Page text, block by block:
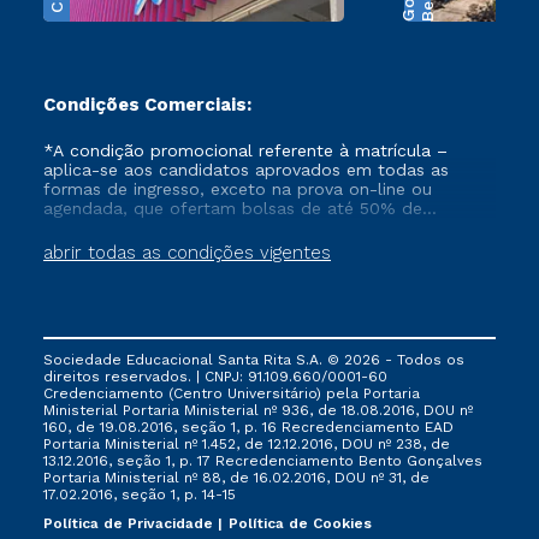
Condições Comerciais:
abrir todas as condições vigentes
*A condição promocional referente à matrícula –
aplica-se aos candidatos aprovados em todas as
formas de ingresso, exceto na prova on-line ou
agendada, que ofertam bolsas de até 50% de
que ainda não tenham efetivado e/ou não tenham
cancelado ou trancado sua matrícula em uma das
FIES, Prouni e outros programas governamentais, e
não se acumula com nenhuma outra campanha
ofertada pela Instituição.
Sociedade Educacional Santa Rita S.A. © 2026 - Todos os
direitos reservados. | CNPJ: 91.109.660/0001-60
Credenciamento (Centro Universitário) pela Portaria
Ministerial Portaria Ministerial nº 936, de 18.08.2016, DOU nº
160, de 19.08.2016, seção 1, p. 16 Recredenciamento EAD
Portaria Ministerial nº 1.452, de 12.12.2016, DOU nº 238, de
13.12.2016, seção 1, p. 17 Recredenciamento Bento Gonçalves
Portaria Ministerial nº 88, de 16.02.2016, DOU nº 31, de
17.02.2016, seção 1, p. 14-15
Política de Privacidade
Política de Cookies